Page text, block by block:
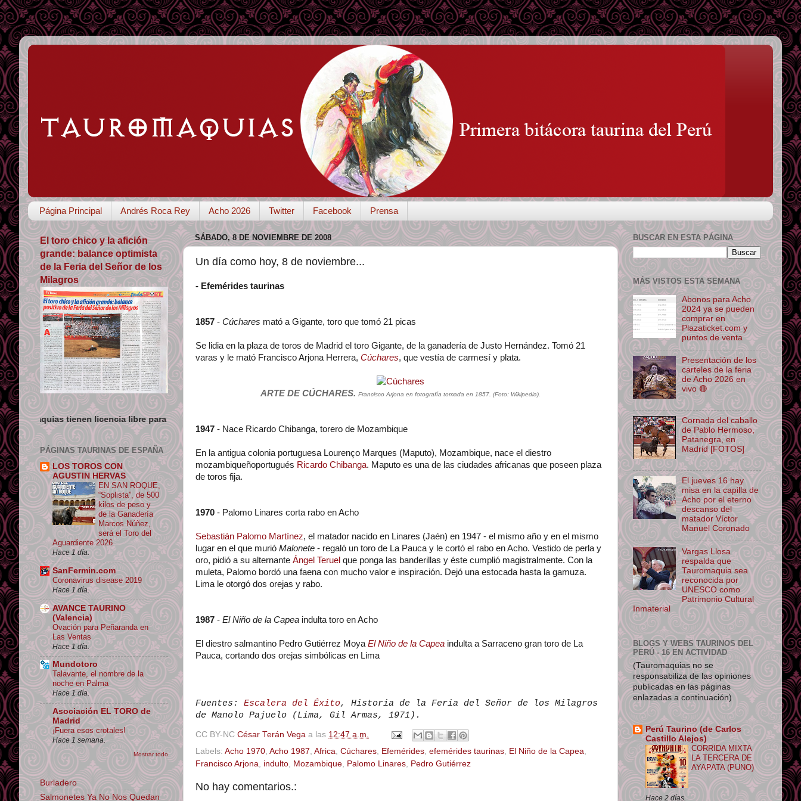
Página Principal Andrés Roca Rey Acho 2026 Twitter Facebook Prensa
SÁBADO, 8 DE NOVIEMBRE DE 2008
Un día como hoy, 8 de noviembre...
- Efemérides taurinas
1857 - Cúchares mató a Gigante, toro que tomó 21 picas
Se lidia en la plaza de toros de Madrid el toro Gigante, de la ganadería de Justo Hernández. Tomó 21
varas y le mató Francisco Arjona Herrera, Cúchares, que vestía de carmesí y plata.
ARTE DE CÚCHARES. Francisco Arjona en fotografía tomada en 1857. (Foto: Wikipedia).
1947 - Nace Ricardo Chibanga, torero de Mozambique
En la antigua colonia portuguesa Lourenço Marques (Maputo), Mozambique, nace el diestro
mozambiqueñoportugués Ricardo Chibanga. Maputo es una de las ciudades africanas que poseen plaza
de toros fija.
1970 - Palomo Linares corta rabo en Acho
Sebastián Palomo Martínez, el matador nacido en Linares (Jaén) en 1947 - el mismo año y en el mismo
lugar en el que murió Malonete - regaló un toro de La Pauca y le cortó el rabo en Acho. Vestido de perla y
oro, pidió a su alternante Ángel Teruel que ponga las banderillas y éste cumplió magistralmente. Con la
muleta, Palomo bordó una faena con mucho valor e inspiración. Dejó una estocada hasta la gamuza.
Lima le otorgó dos orejas y rabo.
1987 - El Niño de la Capea indulta toro en Acho
El diestro salmantino Pedro Gutiérrez Moya El Niño de la Capea indulta a Sarraceno gran toro de La
Pauca, cortando dos orejas simbólicas en Lima
Fuentes: Escalera del Éxito, Historia de la Feria del Señor de los Milagros
de Manolo Pajuelo (Lima, Gil Armas, 1971).
CC BY-NC César Terán Vega a las 12:47 a.m.
Labels: Acho 1970 Acho 1987 Africa Cúchares Efemérides efemérides taurinas El Niño de la Capea
Francisco Arjona
indulto Mozambique Palomo Linares Pedro Gutiérrez
No hay comentarios.:
El toro chico y la afición
grande: balance optimista
de la Feria del Señor de los
Milagros
licencia libre para uso no comercial siempre que se de crédito y enlace su origen.
PÁGINAS TAURINAS DE ESPAÑA
LOS TOROS CON
AGUSTIN HERVAS
EN SAN ROQUE,
“Soplista”, de 500
kilos de peso y
de la Ganadería
Marcos Núñez,
será el Toro del
Aguardiente 2026
Hace 1 día.
SanFermin.com
Coronavirus disease 2019
Hace 1 día.
AVANCE TAURINO
(Valencia)
Ovación para Peñaranda en
Las Ventas
Hace 1 día.
Mundotoro
Talavante, el nombre de la
noche en Palma
Hace 1 día.
Asociación EL TORO de
Madrid
¡Fuera esos crotales!
Hace 1 semana.
Mostrar todo
Burladero
Salmonetes Ya No Nos Quedan
BUSCAR EN ESTA PÁGINA
MÁS VISTOS ESTA SEMANA
Abonos para Acho
2024 ya se pueden
comprar en
Plazaticket.com y
puntos de venta
Presentación de los
carteles de la feria
de Acho 2026 en
vivo 🔴
Cornada del caballo
de Pablo Hermoso,
Patanegra, en
Madrid [FOTOS]
El jueves 16 hay
misa en la capilla de
Acho por el eterno
descanso del
matador Víctor
Manuel Coronado
Vargas Llosa
respalda que
Tauromaquia sea
reconocida por
UNESCO como
Patrimonio Cultural
Inmaterial
BLOGS Y WEBS TAURINOS DEL
PERÚ - 16 EN ACTIVIDAD
(Tauromaquias no se
responsabiliza de las opiniones
publicadas en las páginas
enlazadas a continuación)
Perú Taurino (de Carlos
Castillo Alejos)
CORRIDA MIXTA
LA TERCERA DE
AYAPATA (PUNO)
Hace 2 días.